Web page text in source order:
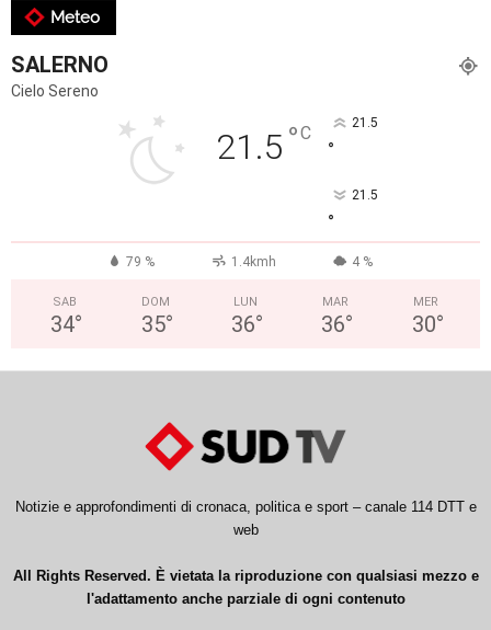
Meteo
SALERNO
Cielo Sereno
21.5 °C 21.5
°
21.5
°
79 % 1.4kmh 4 %
SAB
34°
DOM
35°
LUN
36°
MAR
36°
MER
30°
Notizie e approfondimenti di cronaca, politica e sport – canale 114 DTT e
web
All Rights Reserved. È vietata la riproduzione con qualsiasi mezzo e
l'adattamento anche parziale di ogni contenuto